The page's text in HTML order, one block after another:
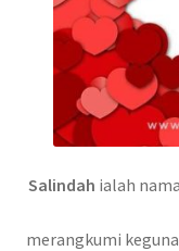
Salindah ialah
merangkumi